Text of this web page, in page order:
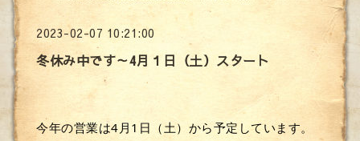
2023-02-07 10:21:00
冬休み中です～4月１日（土）スタート
今年の営業は4月1日（土）から予定しています。